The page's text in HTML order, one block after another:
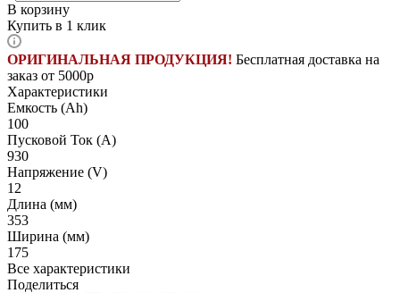
В корзину
Купить в 1 клик
ОРИГИНАЛЬНАЯ ПРОДУКЦИЯ! Бесплатная доставка на
заказ от 5000р
Характеристики
Емкость (Ah)
100
Пусковой Ток (A)
930
Напряжение (V)
12
Длина (мм)
353
Ширина (мм)
175
Все характеристики
Поделиться